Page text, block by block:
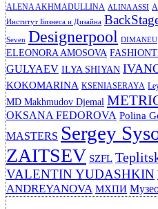
ALENA AKHMADULLINA ALINA ASSI
Институт Бизнеса и Дизайна
Seven Designerpool DIMANEU
ELEONORA AMOSOVA
GULYAEV ILYA SHIYAN
KOKOMARINA KSENIASERAYA
MD Makhmudov Djemal
OKSANA FEDOROVA Polina
MASTERS Sergey
ZAITSEV SZFL
VALENTIN YUDASHKIN
ANDREYANOVA МХПИ